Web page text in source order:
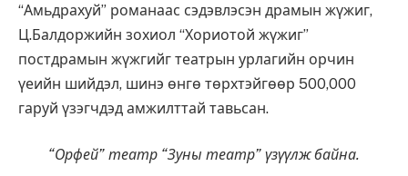
“Амьдрахуй” романаас сэдэвлэсэн драмын жүжиг,
Ц.Балдоржийн зохиол “Хориотой жүжиг”
постдрамын жүжгийг театрын урлагийн орчин
үеийн шийдэл, шинэ өнгө төрхтэйгөөр 500,000
гаруй үзэгчдэд амжилттай тавьсан.
“Орфей” театр “Зуны театр” үзүүлж байна.